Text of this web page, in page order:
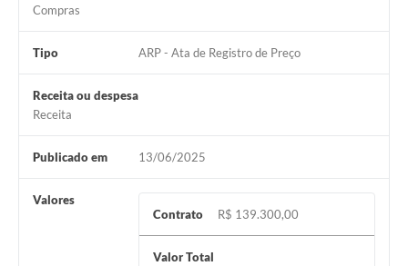
Compras
Tipo ARP - Ata de Registro de Preço
Receita ou despesa
Receita
Publicado em 13/06/2025
Valores
Contrato
R$ 139.300,00
Valor Total